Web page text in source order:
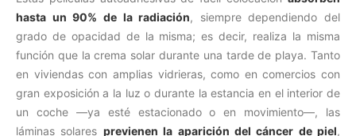
hasta un 90% de la radiación, siempre dependiendo del
grado de opacidad de la misma; es decir, realiza la misma
función que la crema solar durante una tarde de playa. Tanto
en viviendas con amplias vidrieras, como en comercios con
gran exposición a la luz o durante la estancia en el interior de
un coche —ya esté estacionado o en movimiento—, las
láminas solares previenen la aparición del cáncer de piel,